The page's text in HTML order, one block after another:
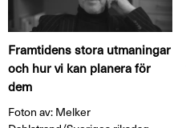
Framtidens stora utmaningar
och hur vi kan planera för
dem
Foton av: Melker